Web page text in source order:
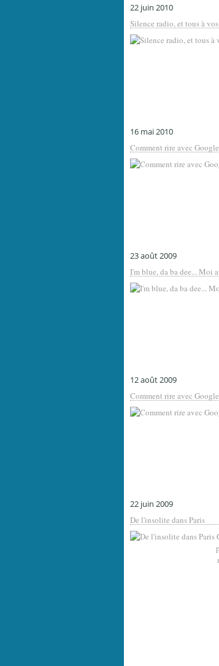
22 juin 2010
Silence radio, et tous à
16 mai 2010
Comment rire avec
23 août 2009
I'm blue, da ba dee... Moi
12 août 2009
Comment rire avec
22 juin 2009
De l'insolite dans Paris